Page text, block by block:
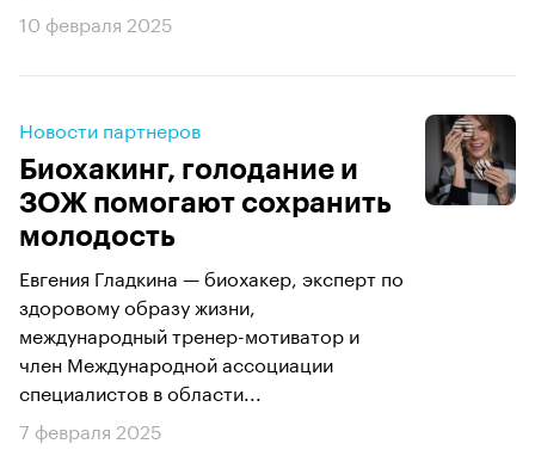
10 февраля 2025
Новости партнеров
Биохакинг, голодание и
ЗОЖ помогают сохранить
молодость
Евгения Гладкина — биохакер, эксперт по
здоровому образу жизни,
международный тренер-мотиватор и
член Международной ассоциации
специалистов в области...
7 февраля 2025